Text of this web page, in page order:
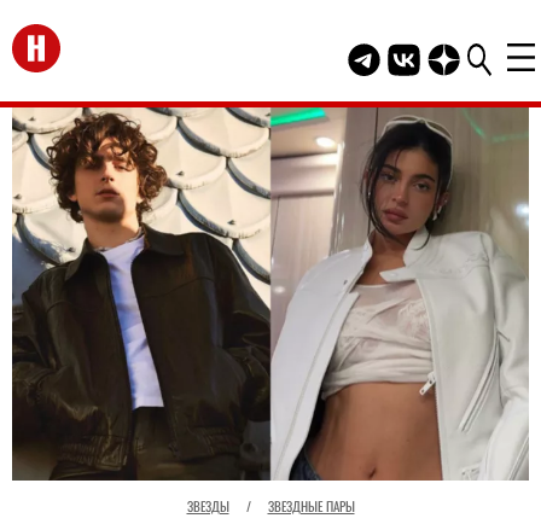
Перейти на главную
Telegram канал
Группа HELLO
Канал
ЗВЕЗДЫ / ЗВЕЗДНЫЕ ПАРЫ